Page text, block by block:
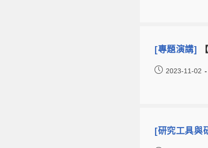
[專題演講]
2023-11-02
[研究工具與